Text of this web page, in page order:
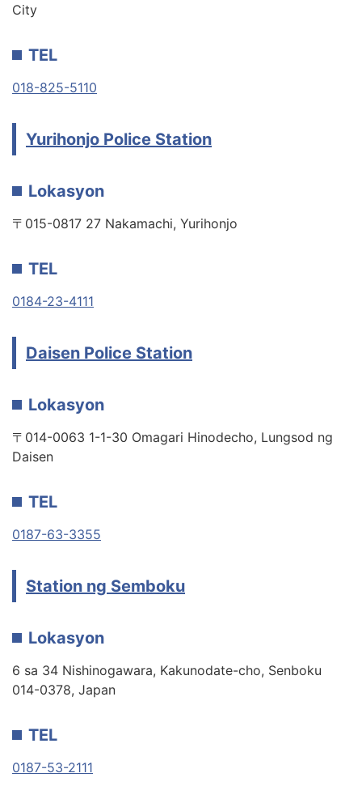
City
TEL
018-825-5110
Yurihonjo Police Station
Lokasyon
〒015-0817 27 Nakamachi, Yurihonjo
TEL
0184-23-4111
Daisen Police Station
Lokasyon
〒014-0063 1-1-30 Omagari Hinodecho, Lungsod ng
Daisen
TEL
0187-63-3355
Station ng Semboku
Lokasyon
6 sa 34 Nishinogawara, Kakunodate-cho, Senboku
014-0378, Japan
TEL
0187-53-2111